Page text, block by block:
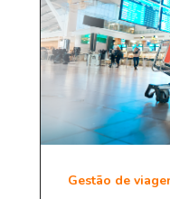
Gestão de